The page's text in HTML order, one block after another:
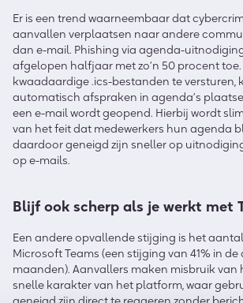
Er is een trend waarneembaar dat
aanvallen verplaatsen naar andere
dan e-mail. Phishing via agenda-
afgelopen halfjaar met zo’n 50 procent
kwaadaardige .ics-bestanden te versturen,
automatisch afspraken in agenda’s
een e-mail wordt geopend. Hierbij wordt
van het feit dat medewerkers hun agenda
daardoor geneigd zijn sneller op
op e-mails.
Blijf ook scherp als je werkt met
Een andere opvallende stijging is het
Microsoft Teams (een stijging van 41% in
maanden). Aanvallers maken misbruik van
snelle karakter van het platform, waar